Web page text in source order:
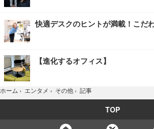
快適デスクのヒントが満載！こだ
【進化するオフィス】
ホーム › エンタメ › その他 › 記事
TOP